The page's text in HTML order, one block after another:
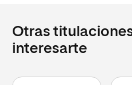
Otras
interesarte